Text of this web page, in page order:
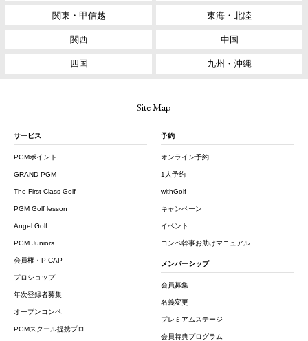
関東・甲信越 東海・北陸
関西 中国
四国 九州・沖縄
Site Map
サービス
PGMポイント
GRAND PGM
The First Class Golf
PGM Golf lesson
Angel Golf
PGM Juniors
会員権・P-CAP
プロショップ
年次登録者募集
オープンコンペ
PGMスクール提携プロ
予約
オンライン予約
1人予約
withGolf
キャンペーン
イベント
コンペ幹事お助けマニュアル
メンバーシップ
会員募集
名義変更
プレミアムステージ
会員特典プログラム